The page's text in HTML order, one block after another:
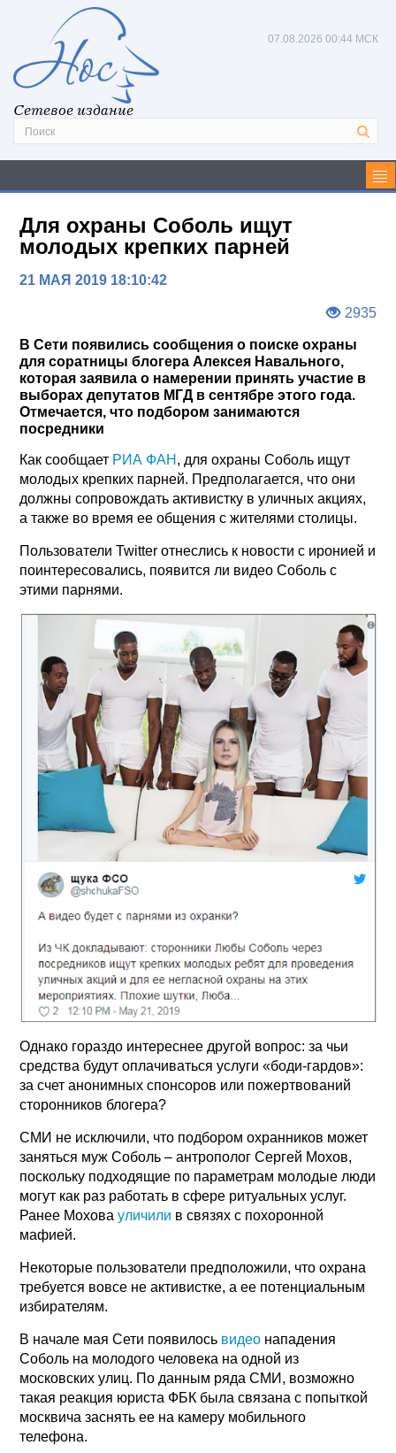
Сетевое издание
07.08.2026 00:44 МСК
Для охраны Соболь ищут
молодых крепких парней
21 МАЯ 2019 18:10:42
2935
В Сети появились сообщения о поиске охраны
для соратницы блогера Алексея Навального,
которая заявила о намерении принять участие в
выборах депутатов МГД в сентябре этого года.
Отмечается, что подбором занимаются
посредники
Как сообщает РИА ФАН , для охраны Соболь ищут
молодых крепких парней. Предполагается, что они
должны сопровождать активистку в уличных акциях,
а также во время ее общения с жителями столицы.
Пользователи Twitter отнеслись к новости с иронией и
поинтересовались, появится ли видео Соболь с
этими парнями.
Однако гораздо интереснее другой вопрос: за чьи
средства будут оплачиваться услуги «боди-гардов»:
за счет анонимных спонсоров или пожертвований
сторонников блогера?
СМИ не исключили, что подбором охранников может
заняться муж Соболь – антрополог Сергей Мохов,
поскольку подходящие по параметрам молодые люди
могут как раз работать в сфере ритуальных услуг.
Ранее Моховауличили в связях с похоронной
мафией.
Некоторые пользователи предположили, что охрана
требуется вовсе не активистке, а ее потенциальным
избирателям.
В начале мая Сети появилось видео нападения
Соболь на молодого человека на одной из
московских улиц. По данным ряда СМИ, возможно
такая реакция юриста ФБК была связана с попыткой
москвича заснять ее на камеру мобильного
телефона.